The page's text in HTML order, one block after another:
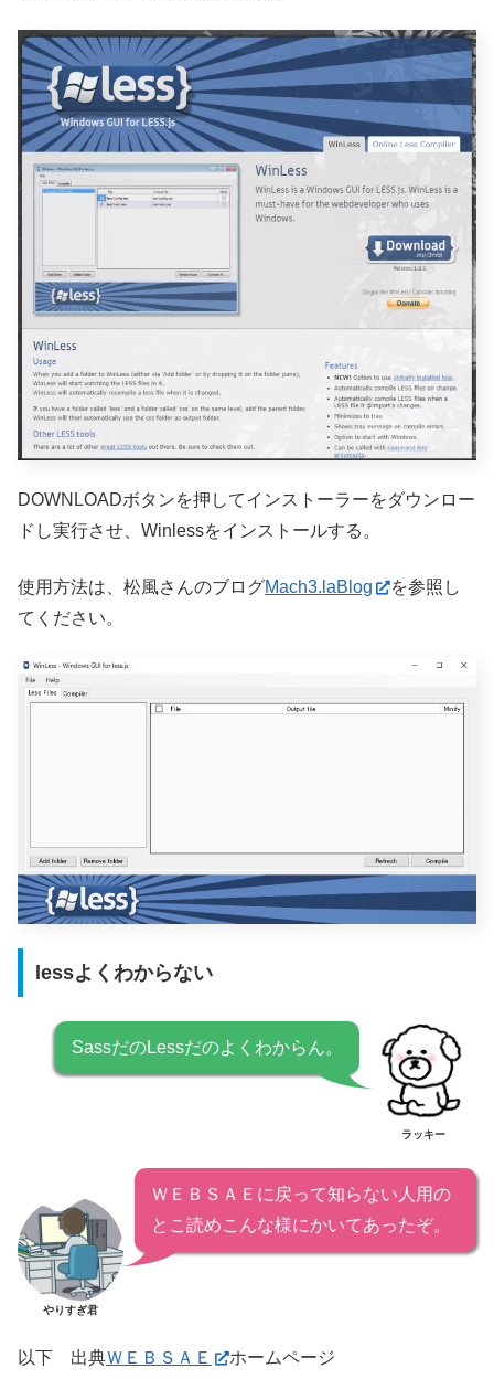
DOWNLOADボタンを押してインストーラーをダウンロー
ドし実行させ、Winlessをインストールする。
使用方法は、松風さんのブログMach3.laBlog
を参照し
てください。
lessよくわからない
SassだのLessだのよくわからん。
ラッキー
やりすぎ君
ＷＥＢＳＡＥに戻って知らない人用の
とこ読めこんな様にかいてあったぞ。
以下 出典ＷＥＢＳＡＥ ホームページ